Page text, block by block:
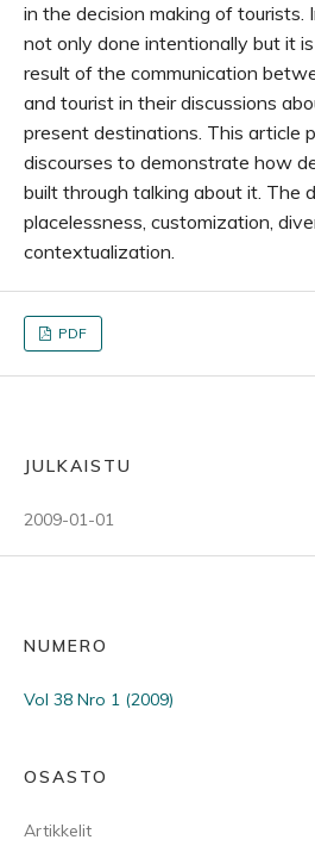
in the decision making of tourists.
not only done intentionally but it
result of the communication
and tourist in their discussions
present destinations. This article
discourses to demonstrate how
built through talking about it. The
placelessness, customization,
contextualization.
PDF
JULKAISTU
2009-01-01
NUMERO
Vol 38 Nro 1 (2009)
OSASTO
Artikkelit